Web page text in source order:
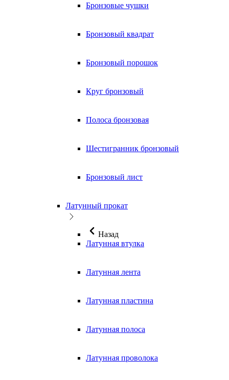
Бронзовые чушки
Бронзовый квадрат
Бронзовый порошок
Круг бронзовый
Полоса бронзовая
Шестигранник бронзовый
Бронзовый лист
Латунный прокат
Назад
Латунная втулка
Латунная лента
Латунная пластина
Латунная полоса
Латунная проволока